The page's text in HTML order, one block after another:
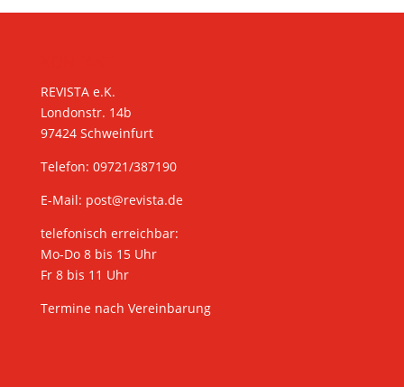
REVISTA e.K.
Londonstr. 14b
97424 Schweinfurt
Telefon: 09721/387190
E-Mail: post@revista.de
telefonisch erreichbar:
Mo-Do 8 bis 15 Uhr
Fr 8 bis 11 Uhr
Termine nach Vereinbarung